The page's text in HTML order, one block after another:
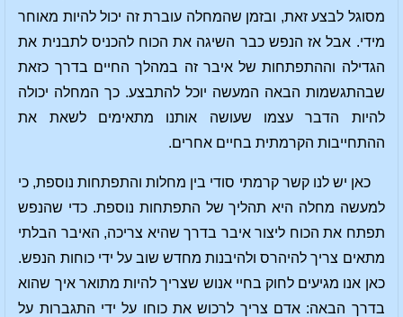
מסוגל לבצע זאת, ובזמן שהמחלה עוברת זה יכול להיות מאוחר
מידי. אבל אז הנפש כבר השיגה את הכוח להכניס לתבנית את
הגדילה וההתפתחות של איבר זה במהלך החיים בדרך כזאת
שבהתגשמות הבאה המעשה יוכל להתבצע. כך המחלה יכולה
להיות הדבר עצמו שעושה אותנו מתאימים לשאת את
ההתחייבות הקרמתית בחיים אחרים.
כאן יש לנו קשר קרמתי סודי בין מחלות והתפתחות נוספת, כי
למעשה מחלה היא תהליך של התפתחות נוספת. כדי שהנפש
תפתח את הכוח ליצור איבר בדרך שהיא צריכה, האיבר הבלתי
מתאים צריך להיהרס ולהיבנות מחדש שוב על ידי כוחות הנפש.
כאן אנו מגיעים לחוק בחיי אנוש שצריך להיות מתואר איך שהוא
בדרך הבאה: אדם צריך לרכוש את כוחו על ידי התגברות על